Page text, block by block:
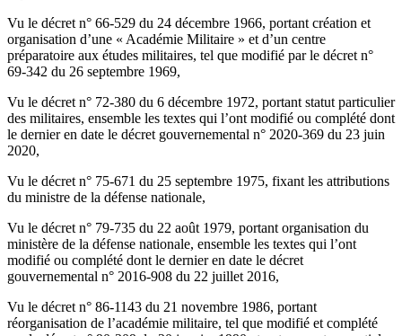
Vu le décret n° 66-529 du 24 décembre 1966, portant création et
organisation d’une « Académie Militaire » et d’un centre
préparatoire aux études militaires, tel que modifié par le décret n°
69-342 du 26 septembre 1969,
Vu le décret n° 72-380 du 6 décembre 1972, portant statut particulier
des militaires, ensemble les textes qui l’ont modifié ou complété dont
le dernier en date le décret gouvernemental n° 2020-369 du 23 juin
2020,
Vu le décret n° 75-671 du 25 septembre 1975, fixant les attributions
du ministre de la défense nationale,
Vu le décret n° 79-735 du 22 août 1979, portant organisation du
ministère de la défense nationale, ensemble les textes qui l’ont
modifié ou complété dont le dernier en date le décret
gouvernemental n° 2016-908 du 22 juillet 2016,
Vu le décret n° 86-1143 du 21 novembre 1986, portant
réorganisation de l’académie militaire, tel que modifié et complété